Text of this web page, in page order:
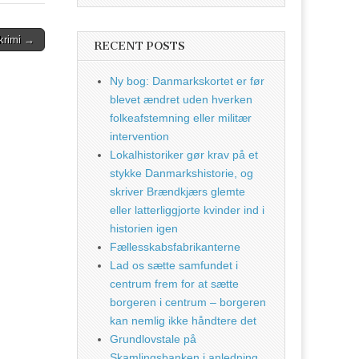
→ RECENT POSTS
Ny bog: Danmarkskortet er før
blevet ændret uden hverken
folkeafstemning eller militær
intervention
Lokalhistoriker gør krav på et
stykke Danmarkshistorie, og
skriver Brændkjærs glemte
eller latterliggjorte kvinder ind i
historien igen
Fællesskabsfabrikanterne
Lad os sætte samfundet i
centrum frem for at sætte
borgeren i centrum – borgeren
kan nemlig ikke håndtere det
Grundlovstale på